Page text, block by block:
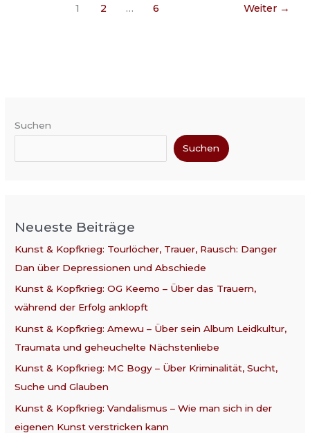
1 2 … 6 Weiter →
Suchen
Suchen
Neueste Beiträge
Kunst & Kopfkrieg: Tourlöcher, Trauer, Rausch: Danger
Dan über Depressionen und Abschiede
Kunst & Kopfkrieg: OG Keemo – Über das Trauern,
während der Erfolg anklopft
Kunst & Kopfkrieg: Amewu – Über sein Album Leidkultur,
Traumata und geheuchelte Nächstenliebe
Kunst & Kopfkrieg: MC Bogy – Über Kriminalität, Sucht,
Suche und Glauben
Kunst & Kopfkrieg: Vandalismus – Wie man sich in der
eigenen Kunst verstricken kann